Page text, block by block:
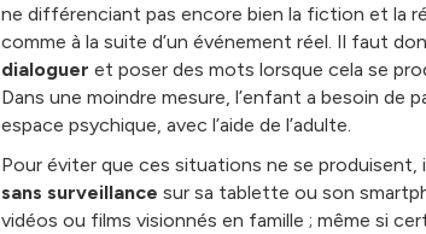
ne différenciant pas encore bien la fiction et la
comme à la suite d’un événement réel. Il faut
dialoguer et poser des mots lorsque cela se
Dans une moindre mesure, l’enfant a besoin de
espace psychique, avec l’aide de l’adulte.
Pour éviter que ces situations ne se produisent,
sans surveillance sur sa tablette ou son
vidéos ou films visionnés en famille ; même si